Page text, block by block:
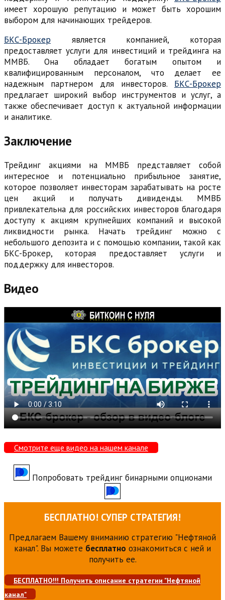
имеет хорошую репутацию и может быть хорошим
выбором для начинающих трейдеров.
БКС-Брокер является компанией, которая
предоставляет услуги для инвестиций и трейдинга на
ММВБ. Она обладает богатым опытом и
квалифицированным персоналом, что делает ее
надежным партнером для инвесторов. БКС-Брокер
предлагает широкий выбор инструментов и услуг, а
также обеспечивает доступ к актуальной информации
и аналитике.
Заключение
Трейдинг акциями на ММВБ представляет собой
интересное и потенциально прибыльное занятие,
которое позволяет инвесторам зарабатывать на росте
цен акций и получать дивиденды. ММВБ
привлекательна для российских инвесторов благодаря
доступу к акциям крупнейших компаний и высокой
ликвидности рынка. Начать трейдинг можно с
небольшого депозита и с помощью компании, такой как
БКС-Брокер, которая предоставляет услуги и
поддержку для инвесторов.
Видео
Смотрите еще видео на нашем канале
Попробовать трейдинг бинарными опционами
БЕСПЛАТНО! СУПЕР СТРАТЕГИЯ!
Предлагаем Вашему вниманию стратегию "Нефтяной
канал". Вы можете бесплатно ознакомиться с ней и
получить ее.
БЕСПЛАТНО!!! Получить описание стратегии "Нефтяной
канал"